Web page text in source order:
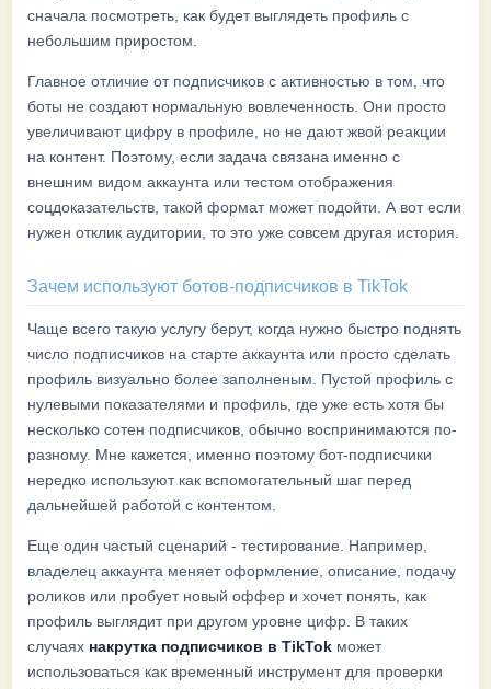
сначала посмотреть, как будет выглядеть профиль с
небольшим приростом.
Главное отличие от подписчиков с активностью в том, что
боты не создают нормальную вовлеченность. Они просто
увеличивают цифру в профиле, но не дают жвой реакции
на контент. Поэтому, если задача связана именно с
внешним видом аккаунта или тестом отображения
соцдоказательств, такой формат может подойти. А вот если
нужен отклик аудитории, то это уже совсем другая история.
Зачем используют ботов-подписчиков в TikTok
Чаще всего такую услугу берут, когда нужно быстро поднять
число подписчиков на старте аккаунта или просто сделать
профиль визуально более заполненым. Пустой профиль с
нулевыми показателями и профиль, где уже есть хотя бы
несколько сотен подписчиков, обычно воспринимаются по-
разному. Мне кажется, именно поэтому бот-подписчики
нередко используют как вспомогательный шаг перед
дальнейшей работой с контентом.
Еще один частый сценарий - тестирование. Например,
владелец аккаунта меняет оформление, описание, подачу
роликов или пробует новый оффер и хочет понять, как
профиль выглядит при другом уровне цифр. В таких
случаях накрутка подписчиков в TikTok может
использоваться как временный инструмент для проверки